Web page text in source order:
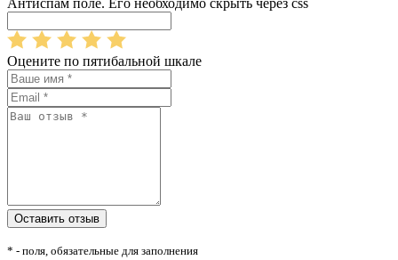
Антиспам поле. Его необходимо скрыть через css
Оцените по пятибальной шкале
* - поля, обязательные для заполнения